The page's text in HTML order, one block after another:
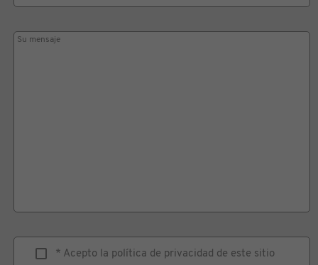
Su mensaje
* Acepto la política de privacidad de este sitio